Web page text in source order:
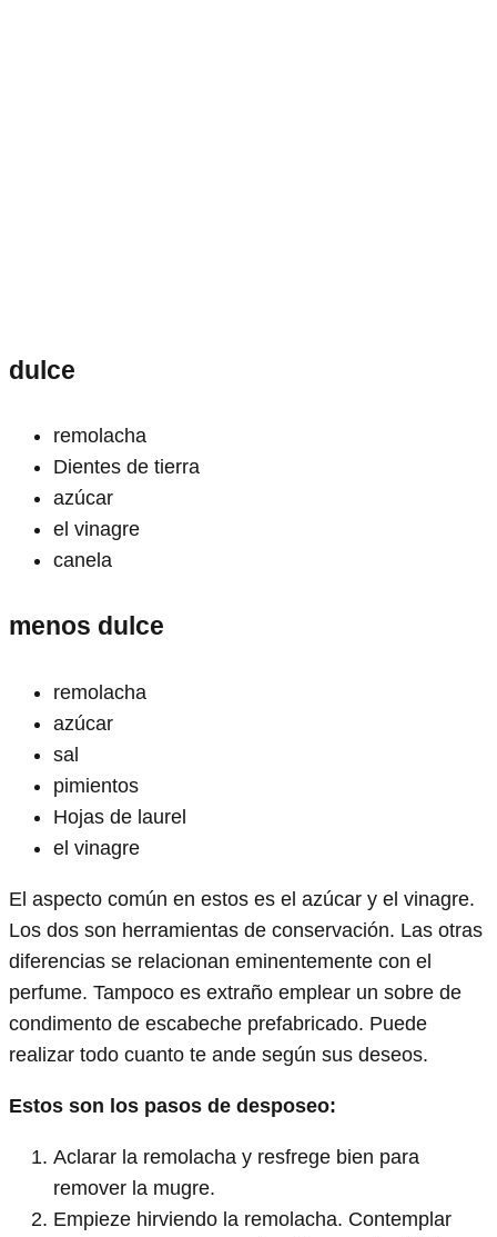
dulce
remolacha
Dientes de tierra
azúcar
el vinagre
canela
menos dulce
remolacha
azúcar
sal
pimientos
Hojas de laurel
el vinagre
El aspecto común en estos es el azúcar y el vinagre.
Los dos son herramientas de conservación. Las otras
diferencias se relacionan eminentemente con el
perfume. Tampoco es extraño emplear un sobre de
condimento de escabeche prefabricado. Puede
realizar todo cuanto te ande según sus deseos.
Estos son los pasos de desposeo:
Aclarar la remolacha y resfrege bien para
remover la mugre.
Empieze hirviendo la remolacha. Contemplar